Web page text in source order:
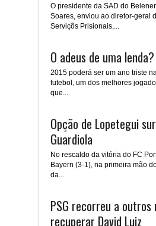
O presidente da SAD do
Soares, enviou ao diretor-geral
Serviçõs Prisionais,...
O adeus de uma lenda?
2015 poderá ser um ano triste
futebol, um dos melhores
que...
Opção de Lopetegui
Guardiola
No rescaldo da vitória do FC
Bayern (3-1), na primeira mão
da...
PSG recorreu a
recuperar David Luiz